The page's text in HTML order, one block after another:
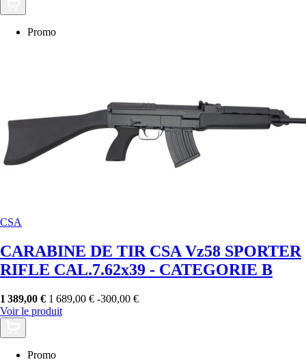
Promo
CSA
CARABINE DE TIR CSA Vz58 SPORTER
RIFLE CAL.7.62x39 - CATEGORIE B
1 389,00 € 1 689,00 € -300,00 €
Voir le produit
Promo